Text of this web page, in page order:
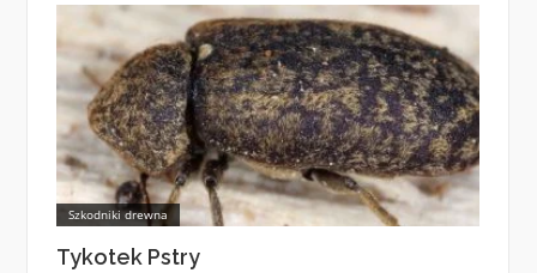
Szkodniki drewna
Tykotek Pstry